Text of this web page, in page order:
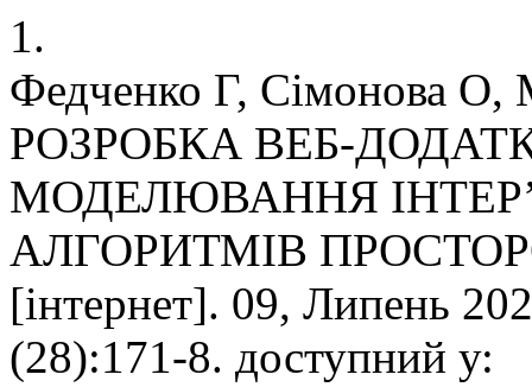
1.
Федченко Г, Сімонова
РОЗРОБКА ВЕБ-
МОДЕЛЮВАННЯ
АЛГОРИТМІВ
[інтернет]. 09, Липень
(28):171-8. доступний у: